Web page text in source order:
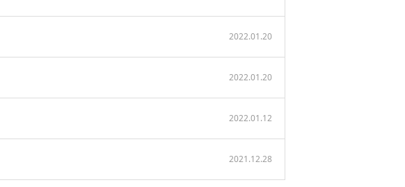
2022.01.20
2022.01.20
2022.01.12
2021.12.28